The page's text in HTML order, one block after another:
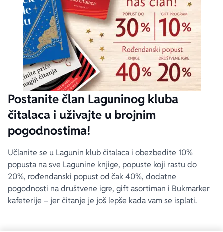
Postanite član Laguninog kluba
čitalaca i uživajte u brojnim
pogodnostima!
Učlanite se u Lagunin klub čitalaca i obezbedite 10%
popusta na sve Lagunine knjige, popuste koji rastu do
20%, rođendanski popust od čak 40%, dodatne
pogodnosti na društvene igre, gift asortiman i Bukmarker
kafeterije – jer čitanje je još lepše kada vam se isplati.